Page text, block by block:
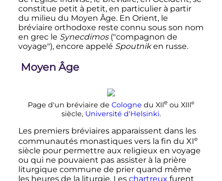
constitue petit à petit, en particulier à partir
du milieu du Moyen Âge. En Orient, le
bréviaire orthodoxe reste connu sous son nom
en grec le Synecdimos("compagnon de
voyage"), encore appelé Spoutniken russe.
Moyen Âge
Page d'un bréviaire de Cologne du XIIe ou XIIIe
siècle, Université d'Helsinki.
Les premiers bréviaires apparaissent dans les
communautés monastiques vers la fin du XIe
siècle pour permettre aux religieux en voyage
ou qui ne pouvaient pas assister à la prière
liturgique commune de prier quand même
les heures de la liturgie. Les chartreux furent